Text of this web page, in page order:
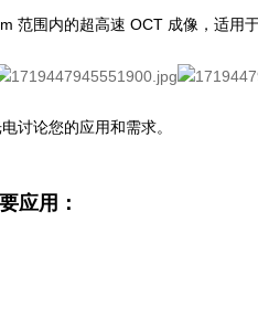
范围内的超高速 OCT 成像，适用
讨论您的应用和需求。
应用：